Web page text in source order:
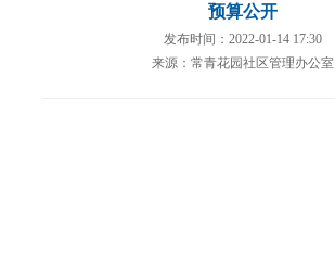
预算公开
发布时间：2022-01-14 17:30
来源：常青花园社区管理办公室